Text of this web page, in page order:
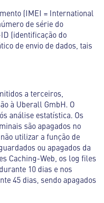
(IMEI = International
de série do
(identificação do
de envio de dados, tais
a terceiros,
à Uberall GmbH. O
análise estatística. Os
são apagados no
utilizar a função de
ou apagados da
Caching-Web, os log files
10 dias e nos
45 dias, sendo apagados